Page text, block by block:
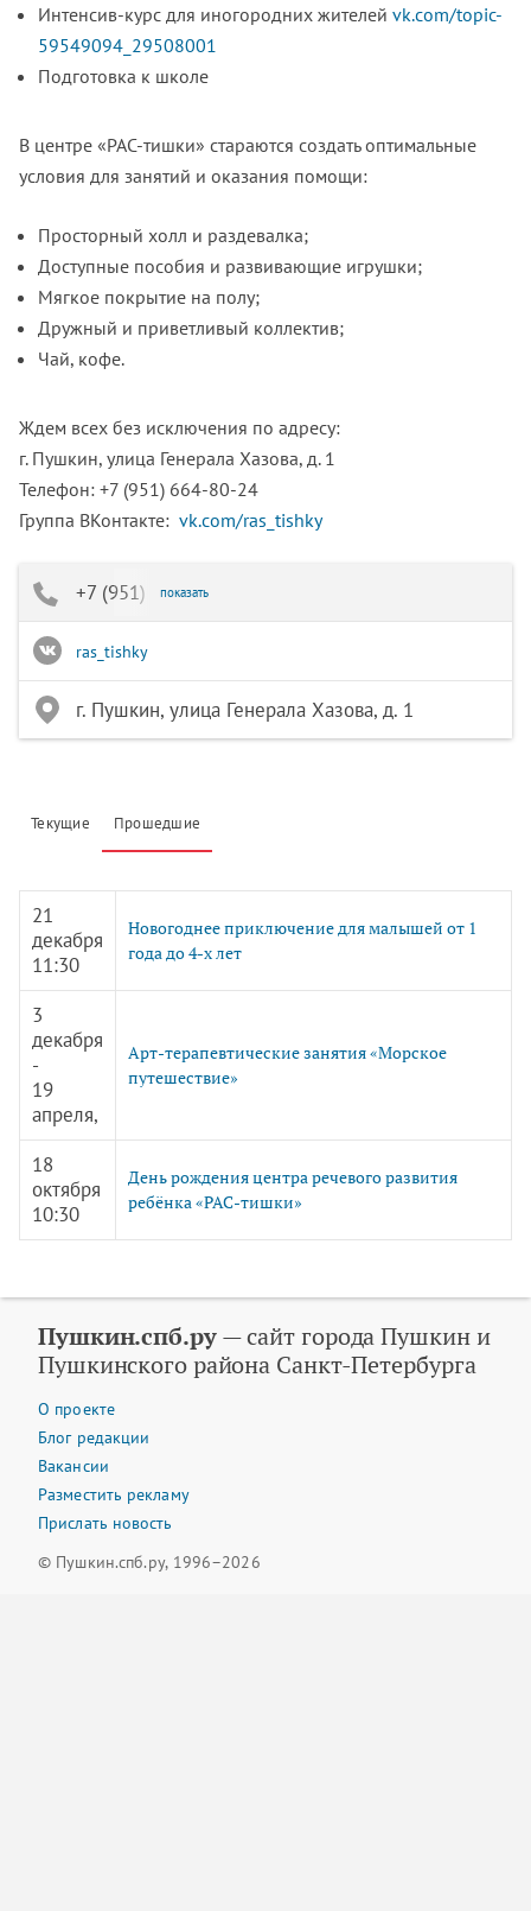
Интенсив-курс для иногородних жителей vk.com/topic-
59549094_29508001
Подготовка к школе
В центре «РАС-тишки» стараются создать оптимальные
условия для занятий и оказания помощи:
Просторный холл и раздевалка;
Доступные пособия и развивающие игрушки;
Мягкое покрытие на полу;
Дружный и приветливый коллектив;
Чай, кофе.
Ждем всех без исключения по адресу:
г. Пушкин, улица Генерала Хазова, д. 1
Телефон: +7 (951) 664-80-24
Группа ВКонтакте: vk.com/ras_tishky
+7 (951) 664-80-24
показать
ras_tishky
г. Пушкин, улица Генерала Хазова, д. 1
Текущие Прошедшие
21
декабря
11:30
Новогоднее приключение для малышей от 1
года до 4-х лет
3
декабря
-
19
апреля,
Арт-терапевтические занятия «Морское
путешествие»
18
октября
10:30
День рождения центра речевого развития
ребёнка «РАС-тишки»
Пушкин.спб.ру— сайт города Пушкин и
Пушкинского района Санкт-Петербурга
О проекте
Блог редакции
Вакансии
Разместить рекламу
Прислать новость
© Пушкин.спб.ру, 1996–2026